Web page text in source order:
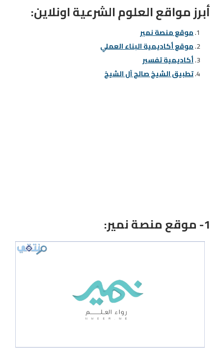
أبرز مواقع العلوم الشرعية اونلاين:
موقع منصة نمير
موقع أكاديمية البناء العملي
أكاديمية تفسير
تطبيق الشيخ صالح آل الشيخ
1- موقع منصة نمير: